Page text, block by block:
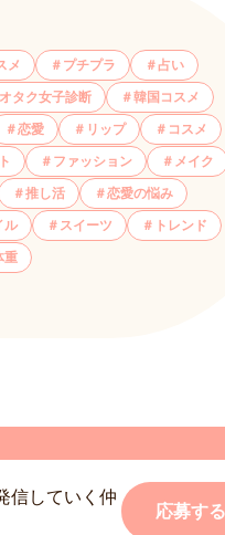
メ プチプラ 占い
オタク女子診断 韓国コスメ
恋愛 リップ コスメ
ファッション メイク
推し活 恋愛の悩み
ル スイーツ トレンド
重
信していく仲
応募する